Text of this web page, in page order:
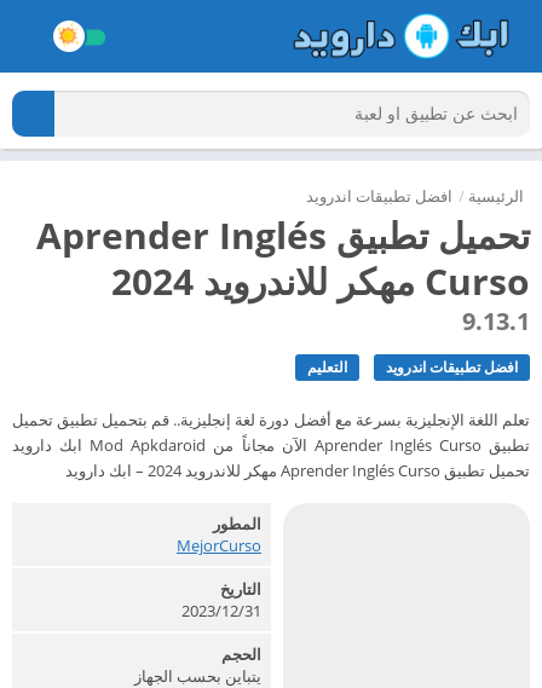
الرئيسية / افضل تطبيقات اندرويد
تحميل تطبيق Aprender Inglés
Curso مهكر للاندرويد 2024
9.13.1
افضل تطبيقات اندرويد التعليم
تعلم اللغة الإنجليزية بسرعة مع أفضل دورة لغة إنجليزية.. قم بتحميل تطبيق تحميل
تطبيق Aprender Inglés Curso الآن مجاناً من Mod Apkdaroid ابك دارويد
تحميل تطبيق Aprender Inglés Curso مهكر للاندرويد 2024 – ابك دارويد
المطور
MejorCurso‏
التاريخ
2023/12/31
الحجم
يتباين بحسب الجهاز